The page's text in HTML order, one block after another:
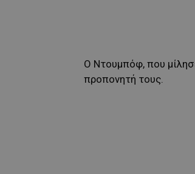
Ο Ντουμπόφ, που
προπονητή τους.